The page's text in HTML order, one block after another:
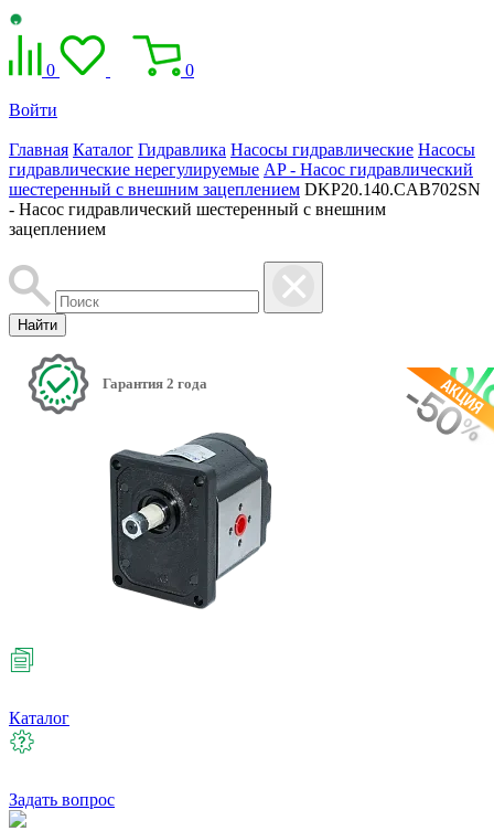
0 0
Войти
Главная Каталог Гидравлика Насосы гидравлические Насосы
гидравлические нерегулируемые AP - Насос гидравлический
шестеренный с внешним зацеплением DKP20.140.CAB702SN
- Насос гидравлический шестеренный с внешним
зацеплением
Найти
Гарантия 2 года
Каталог
Задать вопрос